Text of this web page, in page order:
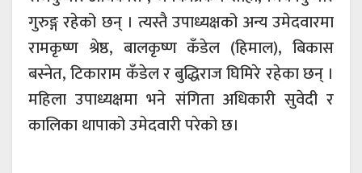
गुरुङ्ग रहेको छन् । त्यस्तै उपाध्यक्षको अन्य उमेदवारमा
रामकृष्ण श्रेष्ठ, बालकृष्ण कँडेल (हिमाल), बिकास
बस्नेत, टिकाराम कँडेल र बुद्धिराज घिमिरे रहेका छन् ।
महिला उपाध्यक्षमा भने संगिता अधिकारी सुवेदी र
कालिका थापाको उमेदवारी परेको छ।